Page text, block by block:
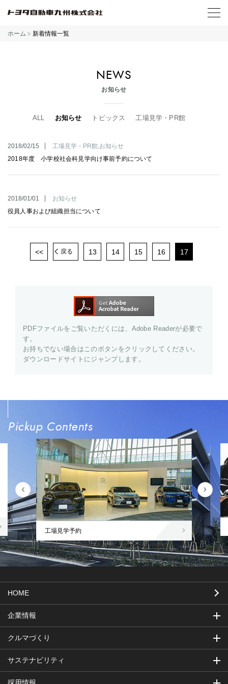
ホーム 新着情報一覧
NEWS
お知らせ
ALL お知らせ トピックス 工場見学・PR館
2018/02/15 工場見学・PR館 お知らせ
2018年度 小学校社会科見学向け事前予約について
2018/01/01
お知らせ
役員人事および組織担当について
<< 戻る 13 14 15 16 17
PDFファイルをご覧いただくには、Adobe Readerが必要で
す。
お持ちでない場合はこのボタンをクリックしてください。
ダウンロードサイトにジャンプします。
Pickup Contents
工場見学予約
HOME
企業情報
クルマづくり
サステナビリティ